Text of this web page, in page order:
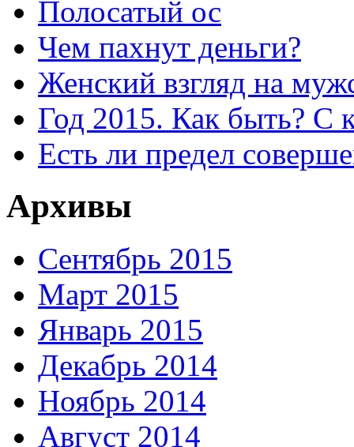
Полосатый ос
Чем пахнут деньги?
Женский взгляд на
Год 2015. Как быть? С
Есть ли предел
Архивы
Сентябрь 2015
Март 2015
Январь 2015
Декабрь 2014
Ноябрь 2014
Август 2014